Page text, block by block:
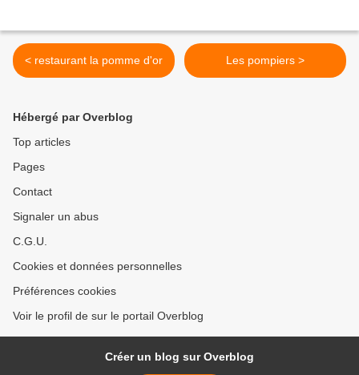
< restaurant la pomme d'or Les pompiers >
Hébergé par Overblog
Top articles
Pages
Contact
Signaler un abus
C.G.U.
Cookies et données personnelles
Préférences cookies
Voir le profil de sur le portail Overblog
Créer un blog sur Overblog